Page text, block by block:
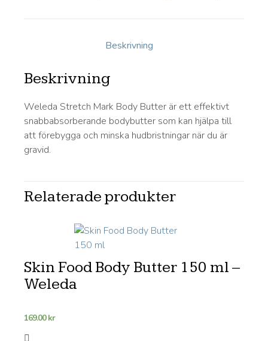
Beskrivning
Beskrivning
Weleda Stretch Mark Body Butter är ett effektivt
snabbabsorberande bodybutter som kan hjälpa till
att förebygga och minska hudbristningar när du är
gravid.
Relaterade produkter
Skin Food Body Butter 150 ml –
Weleda
169.00kr